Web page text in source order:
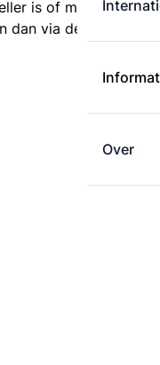
Over
is of met minder
dan via de kortste